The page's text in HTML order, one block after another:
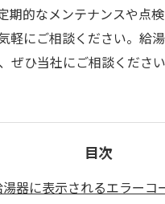
期的なメンテナンスや点
軽にご相談ください。給
ぜひ当社にご相談ください
目次
器に表示されるエラーコ